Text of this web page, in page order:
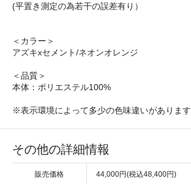
(平置き測定の為若干の誤差有り）
＜カラー＞
アズキxセメント/ネオンオレンジ
＜品質＞
本体：ポリエステル100%
※表示環境によって多少の色味違いがあります
その他の詳細情報
販売価格 44,000円(税込48,400円)